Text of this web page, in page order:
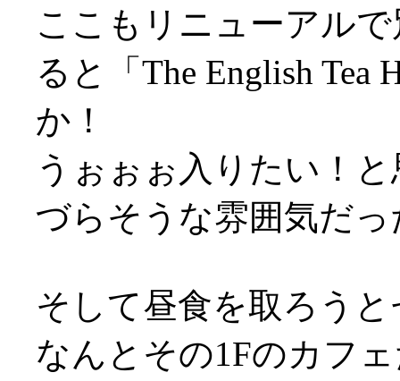
ここもリニューアル
ると「The English Tea
か！
うぉぉぉ入りたい！
づらそうな雰囲気だ
そして昼食を取ろう
なんとその1Fのカフ